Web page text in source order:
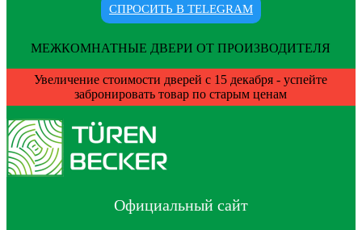
СПРОСИТЬ В TELEGRAM
МЕЖКОМНАТНЫЕ ДВЕРИ ОТ ПРОИЗВОДИТЕЛЯ
Увеличение стоимости дверей с 15 декабря - успейте
забронировать товар по старым ценам
Официальный сайт